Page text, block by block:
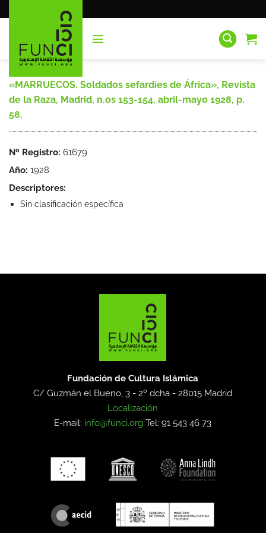
al
«MARRUECOS. Soldados sefardíes de África», Revista
de la Raza, Madrid, n.os 153-154, abril-mayo 1928, p.
58.
Nº Registro: 61679
Año: 1928
Descriptores:
Sin clasificación específica
Fundación de Cultura Islámica
C/ Guzmán el Bueno, 3 - 2º dcha -28015 Madrid
Localización
E-mail: info@funci.org Tel: 91 543 46 73